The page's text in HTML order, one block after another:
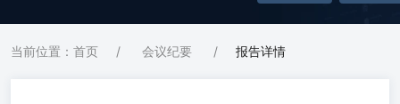
当前位置：首页 / 会议纪要 / 报告详情